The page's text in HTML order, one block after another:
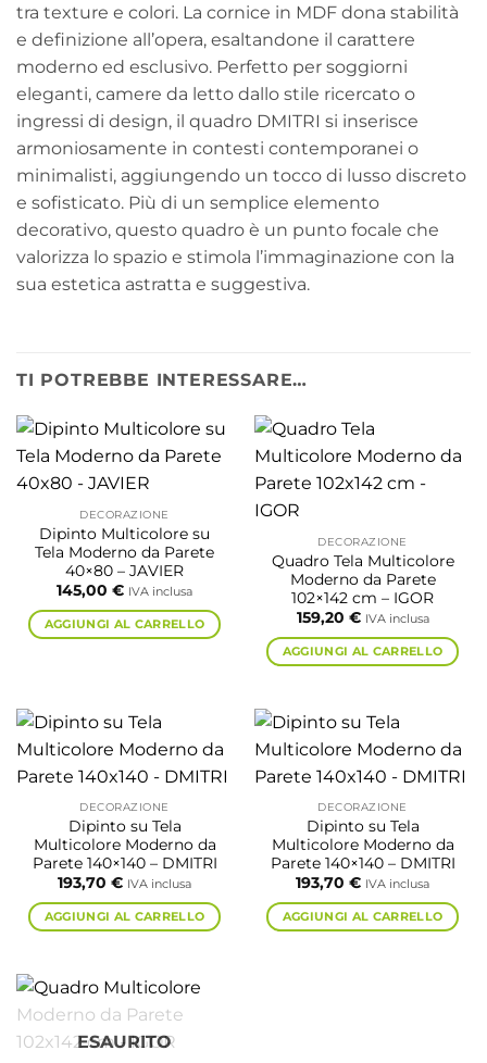
tra texture e colori. La cornice in MDF dona stabilità
e definizione all’opera, esaltandone il carattere
moderno ed esclusivo. Perfetto per soggiorni
eleganti, camere da letto dallo stile ricercato o
ingressi di design, il quadro DMITRI si inserisce
armoniosamente in contesti contemporanei o
minimalisti, aggiungendo un tocco di lusso discreto
e sofisticato. Più di un semplice elemento
decorativo, questo quadro è un punto focale che
valorizza lo spazio e stimola l’immaginazione con la
sua estetica astratta e suggestiva.
TI POTREBBE INTERESSARE…
DECORAZIONE
Dipinto Multicolore su
Tela Moderno da Parete
40×80 – JAVIER
145,00 € IVA inclusa
AGGIUNGI AL CARRELLO
DECORAZIONE
Quadro Tela Multicolore
Moderno da Parete
102×142 cm – IGOR
159,20 € IVA inclusa
AGGIUNGI AL CARRELLO
DECORAZIONE
Dipinto su Tela
Multicolore Moderno da
Parete 140×140 – DMITRI
193,70 € IVA inclusa
AGGIUNGI AL CARRELLO
DECORAZIONE
Dipinto su Tela
Multicolore Moderno da
Parete 140×140 – DMITRI
193,70 € IVA inclusa
AGGIUNGI AL CARRELLO
ESAURITO